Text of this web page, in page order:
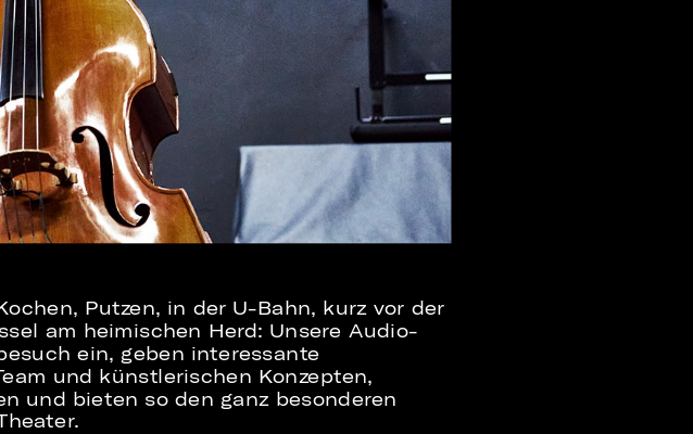
Putzen, in der U-Bahn, kurz vor der
am heimischen Herd: Unsere Audio-
ein, geben interessante
und künstlerischen Konzepten,
und bieten so den ganz besonderen